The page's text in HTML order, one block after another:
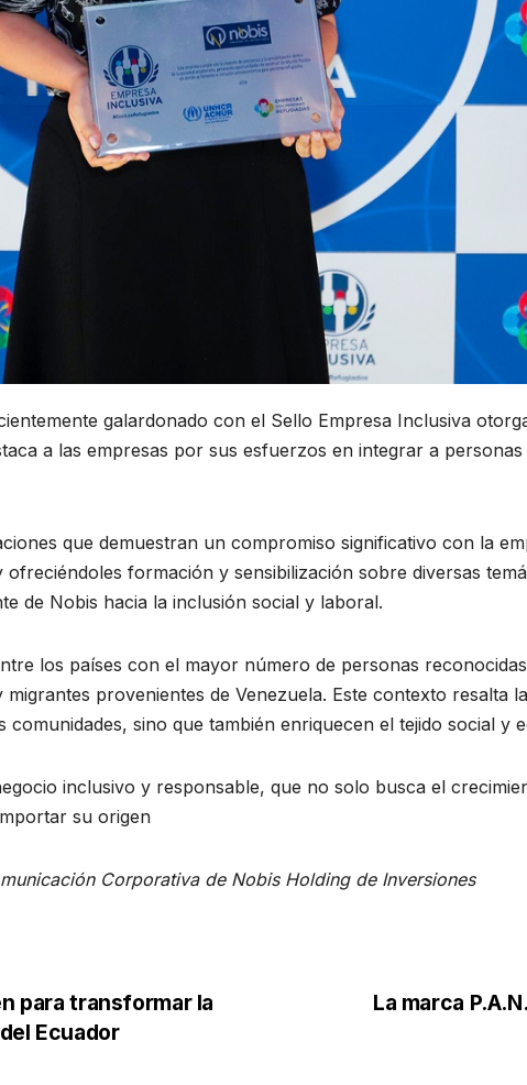
galardonado con el Sello Empresa Inclusiva
a las empresas por sus esfuerzos en integrar a
que demuestran un compromiso significativo con la
formación y sensibilización sobre diversas
de Nobis hacia la inclusión social y laboral.
los países con el mayor número de personas
provenientes de Venezuela. Este contexto resalta
sino que también enriquecen el tejido social y
inclusivo y responsable, que no solo busca el
su origen
Corporativa de Nobis Holding de Inversiones
La marca
para transformar la
Ecuador